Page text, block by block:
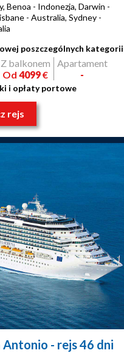
Benoa - Indonezja, Darwin -
- Australia, Sydney -
poszczególnych kategorii
Z balkonem
Od 4099€
Apartament
-
i opłaty portowe
rejs
Antonio - rejs 46 dni